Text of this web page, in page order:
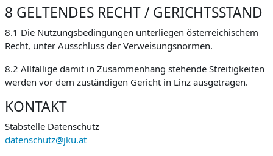
8 GELTENDES RECHT / GERICHTSSTAND
8.1 Die Nutzungsbedingungen unterliegen österreichischem
Recht, unter Ausschluss der Verweisungsnormen.
8.2 Allfällige damit in Zusammenhang stehende Streitigkeiten
werden vor dem zuständigen Gericht in Linz ausgetragen.
KONTAKT
Stabstelle Datenschutz
datenschutz@jku.at